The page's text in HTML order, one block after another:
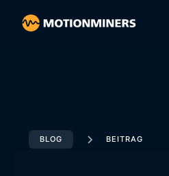
BLOG BEITRAG